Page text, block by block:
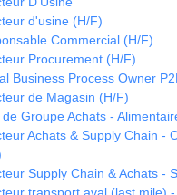
d'usine (H/F)
Commercial (H/F)
Procurement (H/F)
Business Process Owner
de Magasin (H/F)
Groupe Achats -
Achats & Supply Chain -
Supply Chain & Achats -